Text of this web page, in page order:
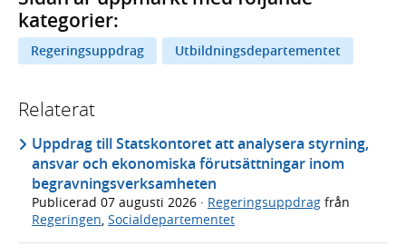
kategorier:
Regeringsuppdrag Utbildningsdepartementet
Relaterat
Uppdrag till Statskontoret att analysera styrning,
ansvar och ekonomiska förutsättningar inom
begravningsverksamheten
Publicerad 07 augusti 2026 · Regeringsuppdrag från
Regeringen, Socialdepartementet